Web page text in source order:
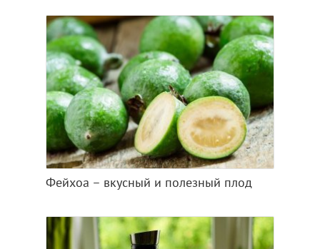
Фейхоа – вкусный и полезный плод